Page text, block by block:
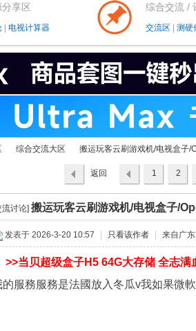
享区
电视计算器
综合交流 /
交流区 测硬
›
综合交流大区
›
搬运玩客云刷游戏机/电视盒子/
1 2
返回
列表
流讨论] 搬运玩客云刷游戏机/电视盒子/
发表于 2026-3-20 10:57 只看该作者 来自广东
>>当贝超级盒子H5 64G大存储 全志满
的服務服務是法國放入冬瓜v我如果微